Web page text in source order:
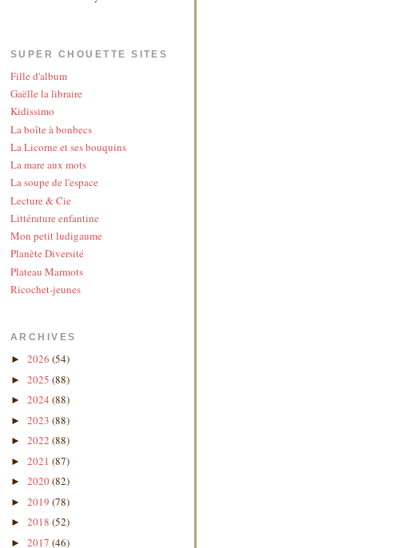
SUPER CHOUETTE SITES
Fille d'album
Gaëlle la libraire
Kidissimo
La boîte à bonbecs
La Licorne et ses bouquins
La mare aux mots
La soupe de l'espace
Lecture & Cie
Littérature enfantine
Mon petit ludigaume
Planète Diversité
Plateau Marmots
Ricochet-jeunes
ARCHIVES
► 2026 (54)
► 2025 (88)
► 2024 (88)
► 2023 (88)
► 2022 (88)
► 2021 (87)
► 2020(82)
► 2019 (78)
► 2018 (52)
► 2017 (46)